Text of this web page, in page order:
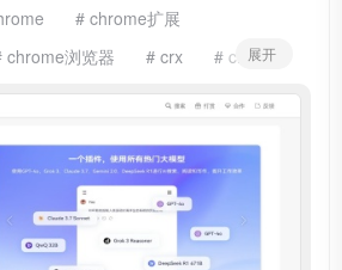
# chrome扩展
chrome浏览器 # crx
# crx插件
# 极简插件
展开